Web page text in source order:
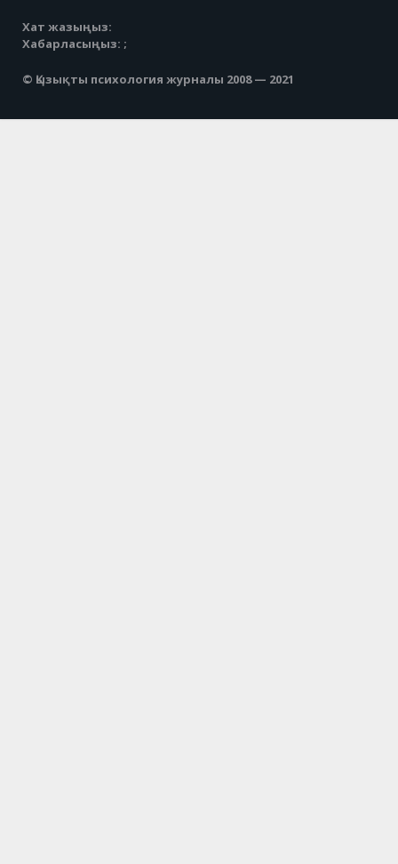
Хат жазыңыз:
Хабарласыңыз: ;
© Қызықты психология журналы 2008 — 2021